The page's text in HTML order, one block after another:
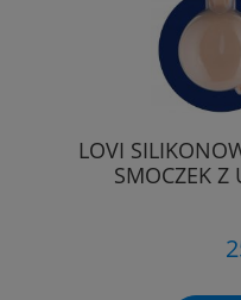
LOVI
SMOCZEK Z